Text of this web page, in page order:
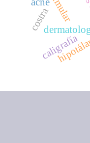
acné
costra
caligrafía